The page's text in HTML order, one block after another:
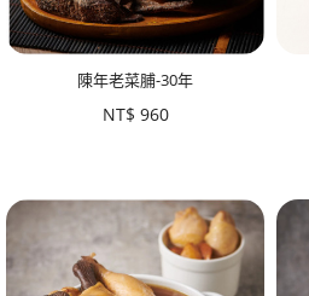
陳年老菜脯-30年
NT$ 960